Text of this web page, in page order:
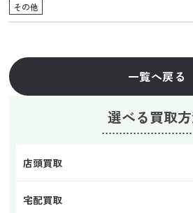
その他
一覧へ戻る
選べる買取
店頭買取
宅配買取